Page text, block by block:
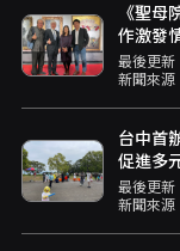
《聖母
作激發
最後更新
新聞來源｜
台中首
促進多
最後更新
新聞來源｜